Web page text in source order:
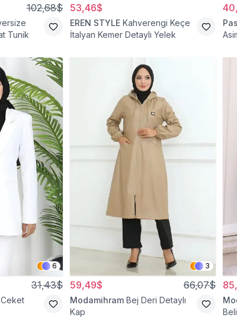
102,68$
Tunik
53,46$
EREN STYLE Kahverengi Keçe
İtalyan Kemer Detaylı Yelek
6
31,43$
3
59,49$ 66,07$
Modamihram Bej Deri Detaylı
Kap